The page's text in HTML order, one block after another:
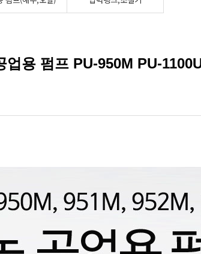
용 펌프 PU-950M PU-